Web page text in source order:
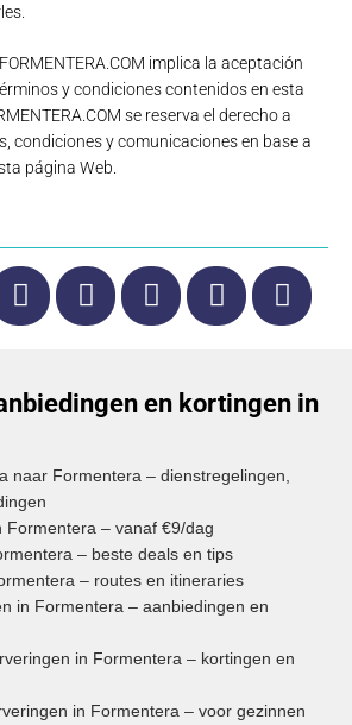
implica la aceptación
y condiciones contenidos en esta
se reserva el derecho a
condiciones y comunicaciones en base a
página Web.
en kortingen in
naar Formentera – dienstregelingen,
Formentera – vanaf €9/dag
– beste deals en tips
– routes en itineraries
in Formentera – aanbiedingen en
in Formentera – kortingen en
in Formentera – voor gezinnen